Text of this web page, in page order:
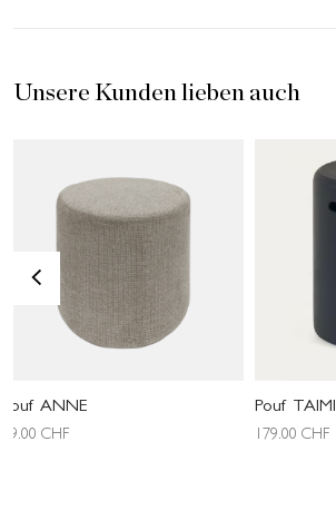
Unsere Kunden lieben auch
Pouf ANNE
89.00 CHF
Pouf TAIMI
179.00 CHF
<